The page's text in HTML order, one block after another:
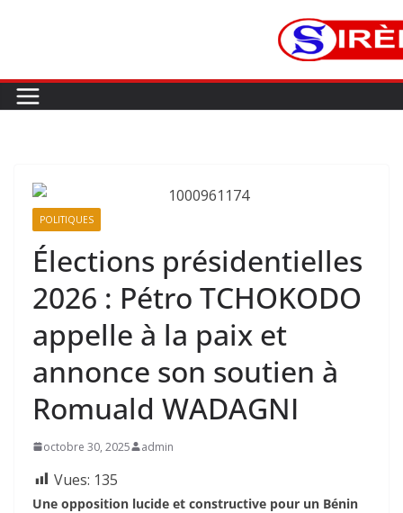
POLITIQUES
Élections présidentielles
2026 : Pétro TCHOKODO
appelle à la paix et
annonce son soutien à
Romuald WADAGNI
octobre 30, 2025 admin
Vues: 135
Une opposition lucide et constructive pour un Bénin